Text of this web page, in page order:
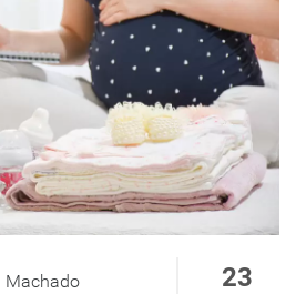
Machado
23